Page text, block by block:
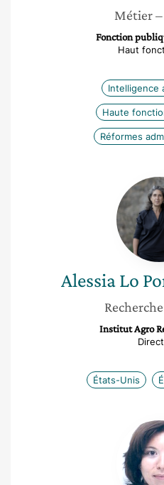
Métier
Fonction
Haut
Intelligence
Haute
Réformes
AlessiaLo
Recherche
Institut Agro
États-Unis